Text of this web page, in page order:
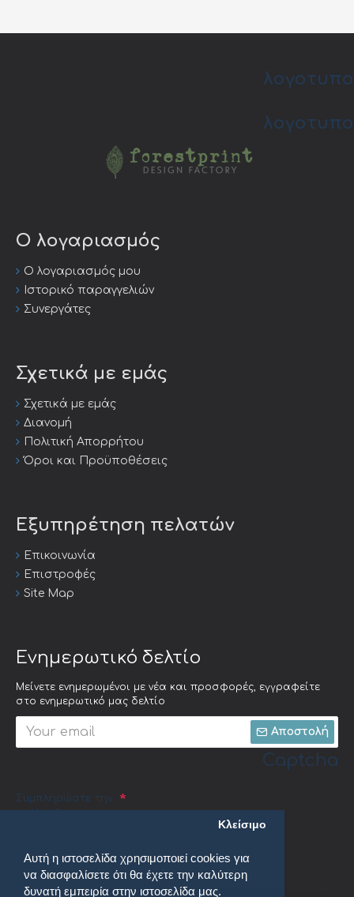
Αυτή η ιστοσελίδα χρησιμοποιεί cookies για
να διασφαλίσετε ότι θα έχετε την καλύτερη
δυνατή εμπειρία στην ιστοσελίδα μας.
Κλείσιμο
λογοτυπο
λογοτυπο
Ο λογαριασμός
Ο λογαριασμός μου
Ιστορικό παραγγελιών
Συνεργάτες
Σχετικά με εμάς
Σχετικά με εμάς
Διανομή
Πολιτική Απορρήτου
Όροι και Προϋποθέσεις
Εξυπηρέτηση πελατών
Επικοινωνία
Επιστροφές
Site Map
Ενημερωτικό δελτίο
Μείνετε ενημερωμένοι με νέα και προσφορές, εγγραφείτε
στο ενημερωτικό μας δελτίο
Αποστολή
Captcha
Συμπληρώστε την
ακόλουθη